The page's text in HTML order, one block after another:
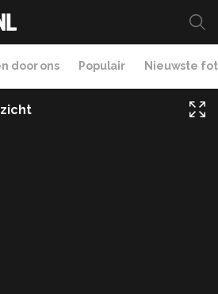
door ons Populair Nieuwste